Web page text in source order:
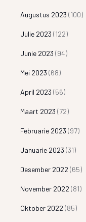
Augustus 2023 (100)
Julie 2023 (122)
Junie 2023 (94)
Mei 2023 (68)
April 2023 (56)
Maart 2023 (72)
Februarie 2023 (97)
Januarie 2023 (31)
Desember 2022 (65)
November 2022 (81)
Oktober 2022 (85)